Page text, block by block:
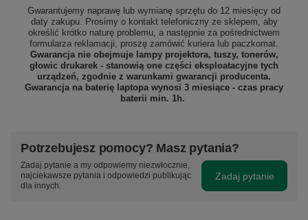
Gwarantujemy naprawę lub wymianę sprzętu do 12 miesięcy od
daty zakupu. Prosimy o kontakt telefoniczny ze sklepem, aby
określić krótko naturę problemu, a następnie za pośrednictwem
formularza reklamacji, proszę zamówić kuriera lub paczkomat.
Gwarancja nie obejmuje lampy projektora, tuszy, tonerów,
głowic drukarek - stanowią one części eksploatacyjne tych
urządzeń, zgodnie z warunkami gwarancji producenta.
Gwarancja na baterię laptopa wynosi 3 miesiące - czas pracy
baterii min. 1h.
Potrzebujesz pomocy? Masz pytania?
Zadaj pytanie a my odpowiemy niezwłocznie,
najciekawsze pytania i odpowiedzi publikując
dla innych.
Zadaj pytanie